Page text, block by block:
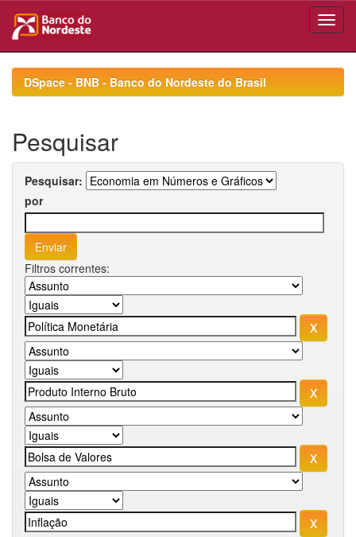
navigationDSpace - BNB - Banco do Nordeste do Brasil
Pesquisar
Pesquisar:
por
Filtros correntes: